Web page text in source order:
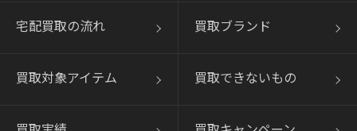
宅配買取の流れ 買取ブランド
買取対象アイテム 買取できないもの